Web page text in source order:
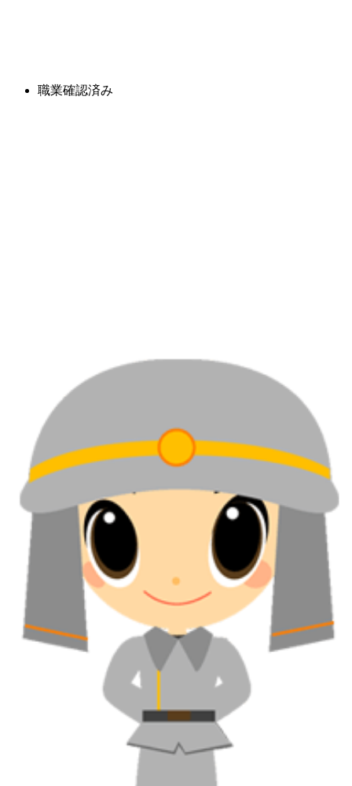
職業確認済み